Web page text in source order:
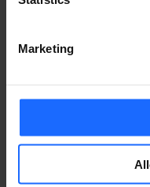
Marketing
IoTソリューションを